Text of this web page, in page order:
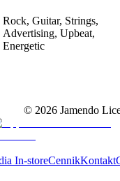
Rock, Guitar, Strings,
Advertising, Upbeat,
Energetic
© 2026 Jamendo
In-storeCennikKontakt